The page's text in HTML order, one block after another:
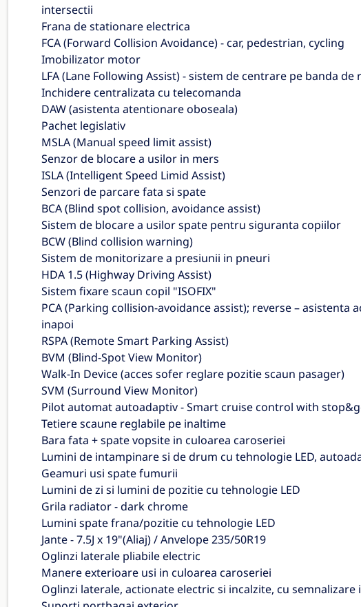
intersectii
Frana de stationare electrica
FCA (Forward Collision Avoidance) - car, pedestrian, cycling
Imobilizator motor
LFA (Lane Following Assist) - sistem de centrare pe banda de
Inchidere centralizata cu telecomanda
DAW (asistenta atentionare oboseala)
Pachet legislativ
MSLA (Manual speed limit assist)
Senzor de blocare a usilor in mers
ISLA (Intelligent Speed Limid Assist)
Senzori de parcare fata si spate
BCA (Blind spot collision, avoidance assist)
Sistem de blocare a usilor spate pentru siguranta copiilor
BCW (Blind collision warning)
Sistem de monitorizare a presiunii in pneuri
HDA 1.5 (Highway Driving Assist)
Sistem fixare scaun copil "ISOFIX"
PCA (Parking collision-avoidance assist); reverse –
inapoi
RSPA (Remote Smart Parking Assist)
BVM (Blind-Spot View Monitor)
Walk-In Device (acces sofer reglare pozitie scaun pasager)
SVM (Surround View Monitor)
Pilot automat autoadaptiv - Smart cruise control with
Tetiere scaune reglabile pe inaltime
Bara fata + spate vopsite in culoarea caroseriei
Lumini de intampinare si de drum cu tehnologie LED,
Geamuri usi spate fumurii
Lumini de zi si lumini de pozitie cu tehnologie LED
Grila radiator - dark chrome
Lumini spate frana/pozitie cu tehnologie LED
Jante - 7.5J x 19"(Aliaj) / Anvelope 235/50R19
Oglinzi laterale pliabile electric
Manere exterioare usi in culoarea caroseriei
Oglinzi laterale, actionate electric si incalzite, cu